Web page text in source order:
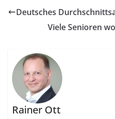
Deutsches
Viele Senioren
Rainer Ott